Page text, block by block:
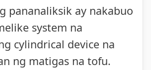
pananaliksik ay nakabuo
system na
cylindrical device na
ng matigas na tofu.